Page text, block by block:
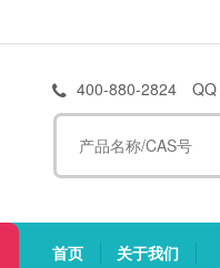
400-880-2824 QQ
首页
关于我们